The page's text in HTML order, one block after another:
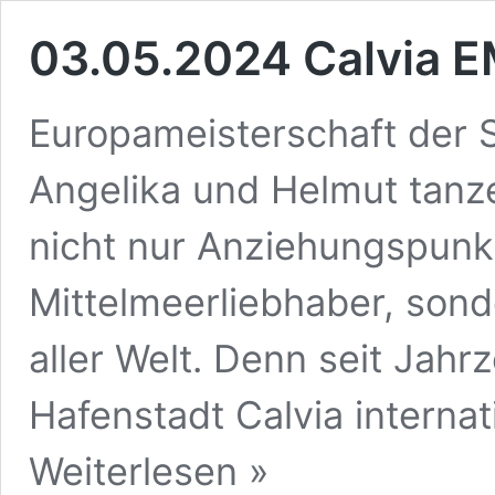
03.05.2024 Calvia
Europameisterschaft der
Angelika und Helmut
nicht nur
Mittelmeerliebhaber,
aller Welt. Denn seit
Hafenstadt Calvia
03.05.2024
Calvia
Weiterlesen »